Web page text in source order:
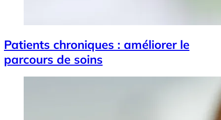
Patients chroniques : améliorer le
parcours de soins